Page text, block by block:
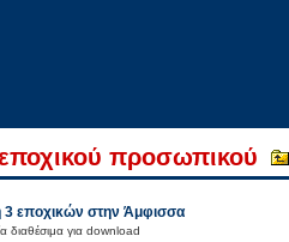
προσωπικού
εποχικών στην Άμφισσα
διαθέσιμα για download